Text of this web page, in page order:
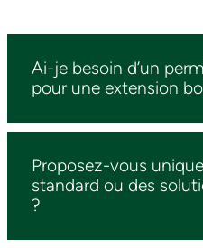
Ai-je besoin d’un
pour une extension
Proposez-vous
standard ou des
?